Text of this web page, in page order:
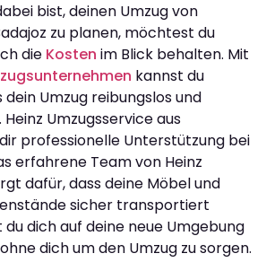
bist, deinen Umzug von
zu planen, möchtest du
die Kosten im Blick behalten. Mit
kannst du
Umzug reibungslos und
Umzugsservice aus
professionelle Unterstützung bei
erfahrene Team von Heinz
dafür, dass deine Möbel und
sicher transportiert
du dich auf deine neue Umgebung
dich um den Umzug zu sorgen.